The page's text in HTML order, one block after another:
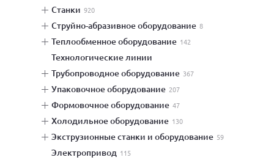
станки 920
струйно-абразивное оборудование 8
теплообменное оборудование 142
технологические линии
трубопроводное оборудование 367
упаковочное оборудование 207
формовочное оборудование 47
холодильное оборудование 130
экструзионные станки и оборудование 59
электропривод 115